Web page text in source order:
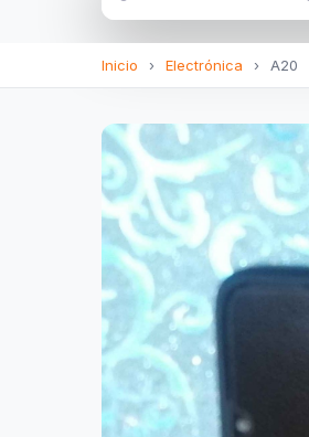
Inicio › Electrónica › A20